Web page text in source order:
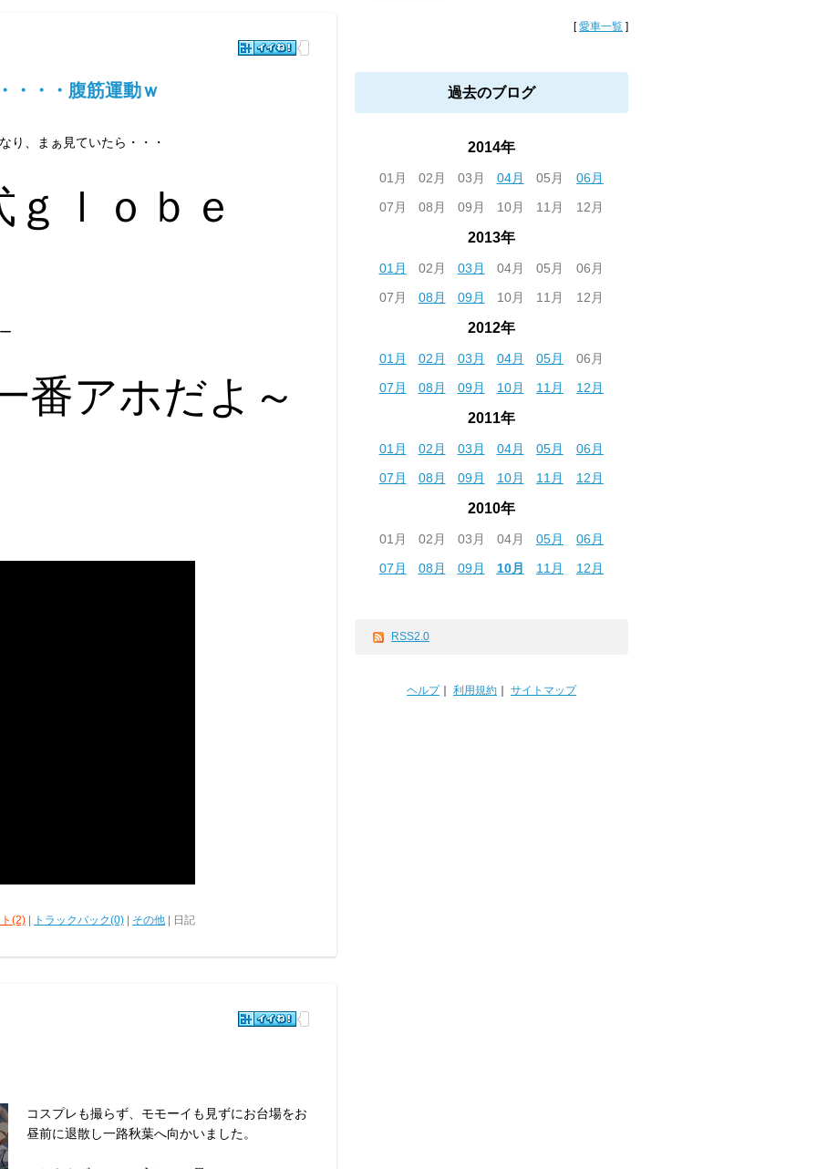
・・・腹筋運動ｗ
り、まぁ見ていたら・・・
ｇｌｏｂｅ
番アホだよ～
(2) トラックバック(0) その他 | 日記
コスプレも撮らず、モモーイも見ずにお台場をお
昼前に退散し一路秋葉へ向かいました。
[愛車一覧 ]
過去のブログ
2014年
01月 02月 03月 04月 05月
06月
07月
08月 09月 10月 11月 12月
2013年
01月 02月 03月 04月 05月
06月
07月
08月 09月 10月 11月 12月
2012年
01月 02月 03月 04月 05月
06月
07月
08月 09月 10月 11月 12月
2011年
01月 02月 03月 04月 05月
06月
07月
08月 09月 10月 11月 12月
2010年
01月 02月 03月 04月 05月
06月
07月
08月 09月 10月 11月 12月
RSS2.0
ヘルプ｜ 利用規約 サイトマップ